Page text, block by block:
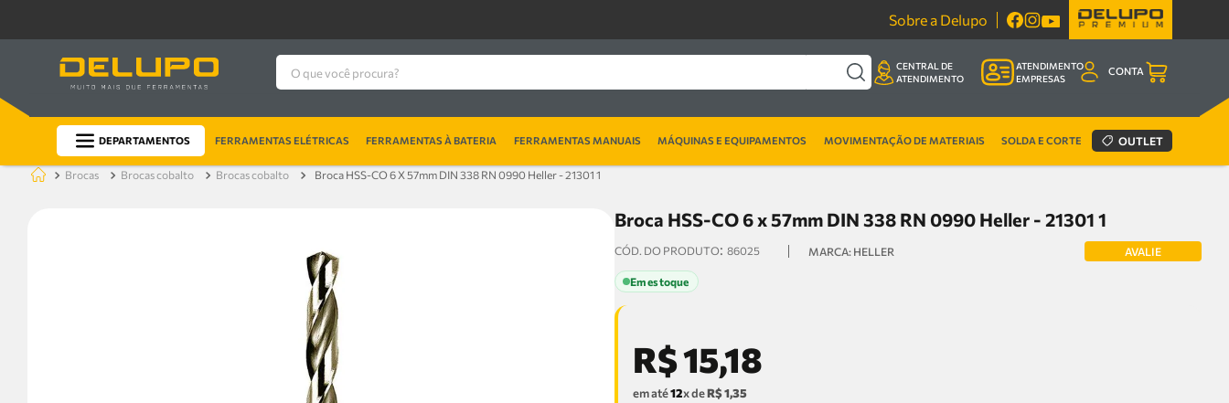
Sobre a Delupo
O que você procura?
CENTRAL DE
ATENDIMENTO
ATENDIMENTO
EMPRESAS
CONTA
DEPARTAMENTOS FERRAMENTAS ELÉTRICAS FERRAMENTAS À BATERIA FERRAMENTAS MANUAIS MÁQUINAS E EQUIPAMENTOS MOVIMENTAÇÃO DE MATERIAIS SOLDA E CORTE OUTLET
brocas brocas cobalto brocas cobalto Broca HSS-CO 6 X 57mm DIN 338 RN 0990 Heller - 21301 1
Broca HSS-CO 6 x 57mm DIN 338 RN 0990 Heller - 21301 1
: 86025 HELLER AVALIE
Em estoque
R$15,18
em até12x deR$1,35